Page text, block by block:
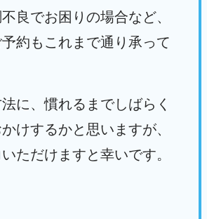
良でお困りの場合など、
約もこれまで通り承って
に、慣れるまでしばらく
けするかと思いますが、
ただけますと幸いです。